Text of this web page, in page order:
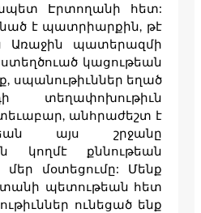
Էրտողանի հետ:
է պատրիարքին, թէ
Առաջին պատերազմի
կացութեան
սպանութիւններ եղած
տեղափոխութիւն
անհրաժեշտ է
այս շրջանը
կողմէ քննութեան
մեր մօտեցումը: Մենք
պետութեան հետ
ունեցած ենք